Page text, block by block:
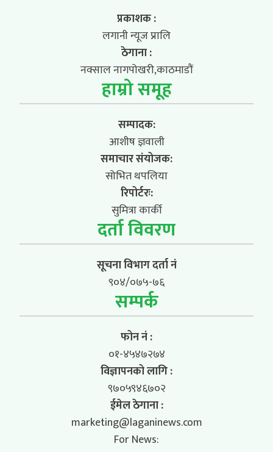
प्रकाशक :
लगानी न्यूज प्रालि
ठेगाना :
नक्साल नागपोखरी,काठमाडौं
हाम्रो समूह
सम्पादक:
आशीष ज्ञवाली
समाचार संयोजक:
सोभित थपलिया
रिपोर्टरः:
सुमित्रा कार्की
दर्ता विवरण
सूचना विभाग दर्ता नं
९०४/०७५-७६
सम्पर्क
फोन नं :
०१-४५४७२७४
विज्ञापनको लागि :
९७०५९४६७०२
ईमेल ठेगाना :
marketing@laganinews.com
For News: